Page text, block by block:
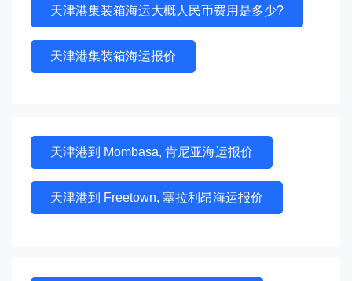
天津港集装箱海运大概人民币费用是多少?
天津港集装箱海运报价
天津港到 Mombasa, 肯尼亚海运报价
天津港到 Freetown, 塞拉利昂海运报价